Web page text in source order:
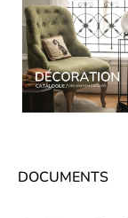
DOCUMENTS